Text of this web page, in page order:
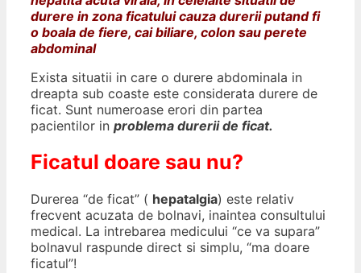
durere in zona ficatului cauza durerii putand fi
o boala de fiere, cai biliare, colon sau perete
abdominal
Exista situatii in care o durere abdominala in
dreapta sub coaste este considerata durere de
ficat. Sunt numeroase erori din partea
pacientilor in problema durerii de ficat.
Ficatul doare sau nu?
Durerea “de ficat” ( hepatalgia) este relativ
frecvent acuzata de bolnavi, inaintea consultului
medical. La intrebarea medicului “ce va supara”
bolnavul raspunde direct si simplu, “ma doare
ficatul”!